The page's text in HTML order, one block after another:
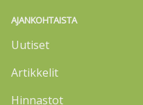
AJANKOHTAISTA
Uutiset
Artikkelit
Hinnastot